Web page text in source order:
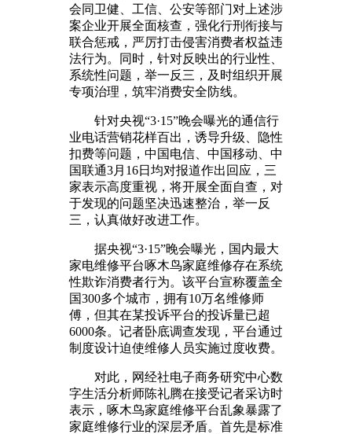
会同卫健、工信、公安等部门对上述涉
案企业开展全面核查，强化行刑衔接与
联合惩戒，严厉打击侵害消费者权益违
法行为。同时，针对反映出的行业性、
系统性问题，举一反三，及时组织开展
专项治理，筑牢消费安全防线。
针对央视“3·15”晚会曝光的通信行
业电话营销花样百出，诱导升级、隐性
扣费等问题，中国电信、中国移动、中
国联通3月16日均对报道作出回应，三
家表示高度重视，将开展全面自查，对
于发现的问题坚决迅速整治，举一反
三，认真做好改进工作。
据央视“3·15”晚会曝光，国内最大
家电维修平台啄木鸟家庭维修存在系统
性欺诈消费者行为。该平台宣称覆盖全
国300多个城市，拥有10万名维修师
傅，但其在某投诉平台的投诉量已超
6000条。记者卧底调查发现，平台通过
制度设计迫使维修人员实施过度收费。
对此，网经社电子商务研究中心数
字生活分析师陈礼腾在接受记者采访时
表示，啄木鸟家庭维修平台乱象暴露了
家庭维修行业的深层矛盾。首先是标准